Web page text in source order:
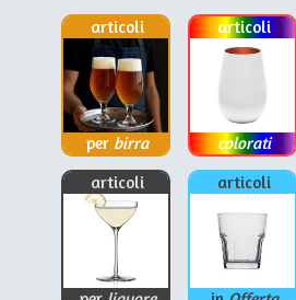
articoli
per birra
articoli
colorati
articoli
articoli